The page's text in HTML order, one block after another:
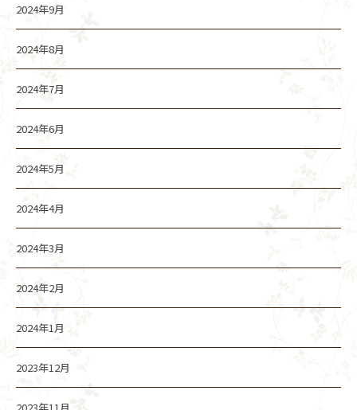
2024年9月
2024年8月
2024年7月
2024年6月
2024年5月
2024年4月
2024年3月
2024年2月
2024年1月
2023年12月
2023年11月